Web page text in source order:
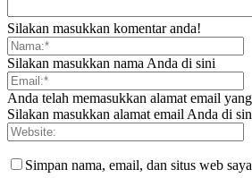
Silakan masukkan komentar anda!
Silakan masukkan nama Anda di sini
Anda telah memasukkan alamat email
Silakan masukkan alamat email Anda di
Simpan nama, email, dan situs web